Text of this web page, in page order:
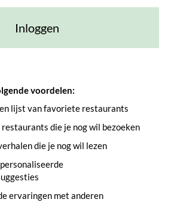
Inloggen
voordelen:
lijst van favoriete restaurants
die je nog wil bezoeken
die je nog wil lezen
ervaringen met anderen